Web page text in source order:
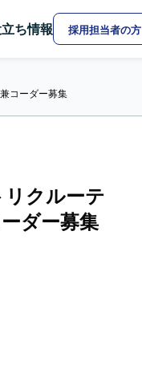
ち情報 採用担当者の方
コーダー募集
クルーテ
ダー募集